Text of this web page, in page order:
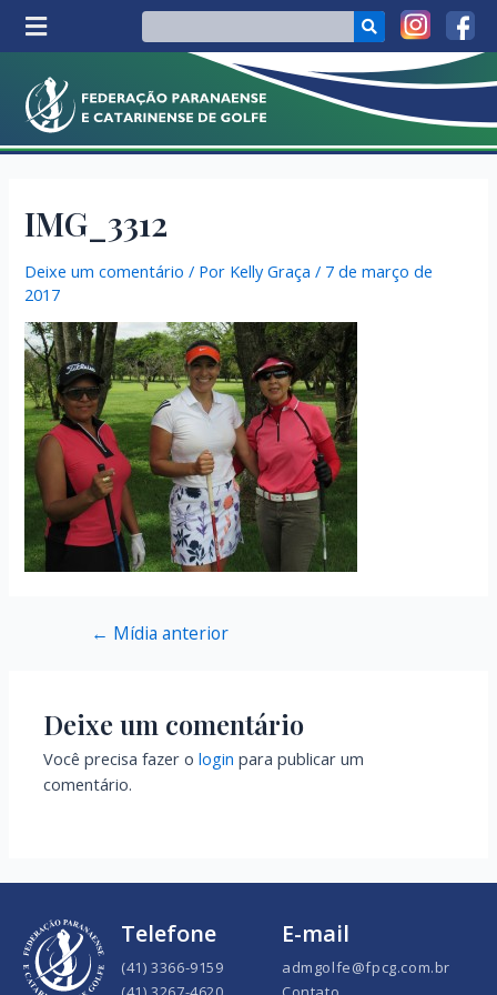
IMG_3312
Deixe um comentário / Por Kelly Graça / 7 de março de
2017
← Mídia anterior
Deixe um comentário
Você precisa fazer ologin para publicar um
comentário.
Telefone
(41) 3366-9159
E-mail
admgolfe@fpcg.com.br